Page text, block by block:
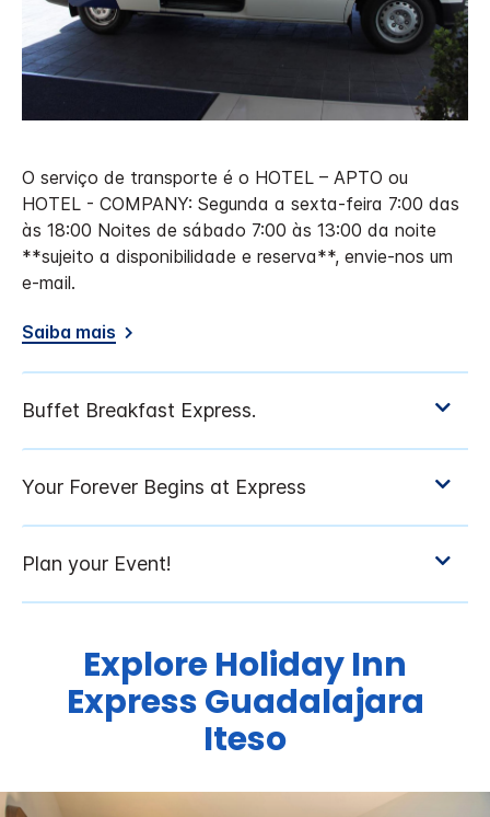
O serviço de transporte é o HOTEL – APTO ou
HOTEL - COMPANY: Segunda a sexta-feira 7:00 das
às 18:00 Noites de sábado 7:00 às 13:00 da noite
**sujeito a disponibilidade e reserva**, envie-nos um
e-mail.
Saiba mais
ExploreHoliday Inn
ExpressGuadalajara
Iteso